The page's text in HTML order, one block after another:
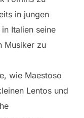
in jungen
Italien seine
Musiker zu
wie Maestoso
Lentos und